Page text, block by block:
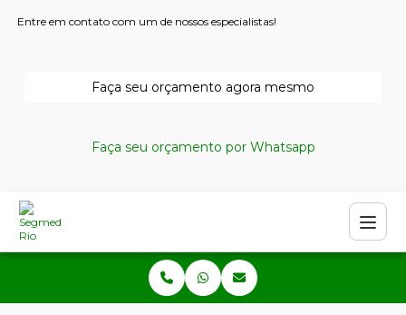
Entre em contato com um de nossos especialistas!
Faça seu orçamento agora mesmo
Faça seu orçamento por Whatsapp